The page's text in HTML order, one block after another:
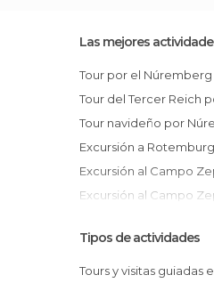
Las mejores
Tour por el
Tour del Tercer Reich
Tour navideño por
Excursión a
Excursión al Campo
Excursión al Campo
español
Tour por los puentes
Tipos de actividades
Tours y visitas guiadas